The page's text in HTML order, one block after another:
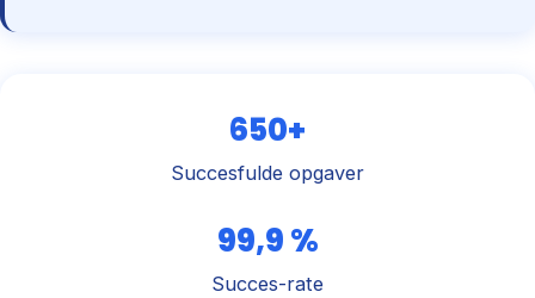
650+
Succesfulde opgaver
99,9 %
Succes-rate